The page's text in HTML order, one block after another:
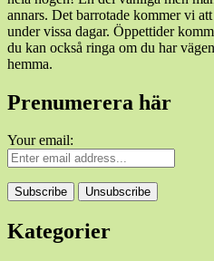
annars. Det barrotade kommer vi
under vissa dagar. Öppettider
du kan också ringa om du har
hemma.
Prenumerera här
Your email:
Kategorier